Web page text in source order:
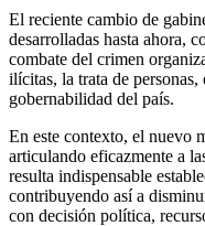
El reciente cambio de
desarrolladas hasta ahora,
combate del crimen
ilícitas, la trata de
gobernabilidad del país.
En este contexto, el nuevo
articulando eficazmente a
resulta indispensable
contribuyendo así a
con decisión política,